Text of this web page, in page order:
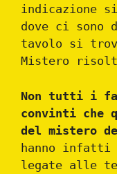
indicazione
dove ci sono
tavolo si
Mistero
Non tutti i
convinti che
del mistero
hanno infatti
legate alle